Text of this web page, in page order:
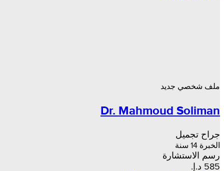
ملف شخصي جديد
Dr. Mahmoud Soliman
جراح تجميل
الخبرة 14 سنة
رسم الاستشارة